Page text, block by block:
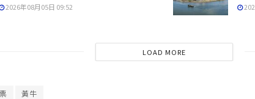
2026年08月05日 09:52
LOAD MORE
黃牛